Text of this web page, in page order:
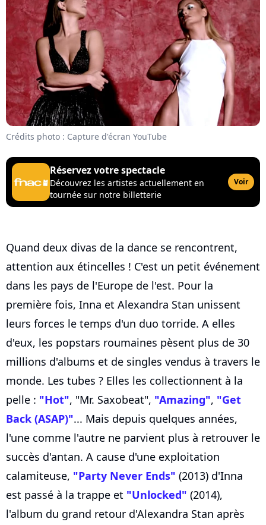
Crédits photo : Capture d'écran YouTube
Réservez votre spectacle
Découvrez les artistes actuellement en
tournée sur notre billetterie
Voir
Quand deux divas de la dance se rencontrent,
attention aux étincelles ! C'est un petit événement
dans les pays de l'Europe de l'est. Pour la
première fois, Inna et Alexandra Stan unissent
leurs forces le temps d'un duo torride. A elles
d'eux, les popstars roumaines pèsent plus de 30
millions d'albums et de singles vendus à travers le
monde. Les tubes ? Elles les collectionnent à la
pelle : "Hot", "Mr. Saxobeat", "Amazing", "Get
Back (ASAP)"... Mais depuis quelques années,
l'une comme l'autre ne parvient plus à retrouver le
succès d'antan. A cause d'une exploitation
calamiteuse, "Party Never Ends" (2013) d'Inna
est passé à la trappe et "Unlocked" (2014),
l'album du grand retour d'Alexandra Stan après